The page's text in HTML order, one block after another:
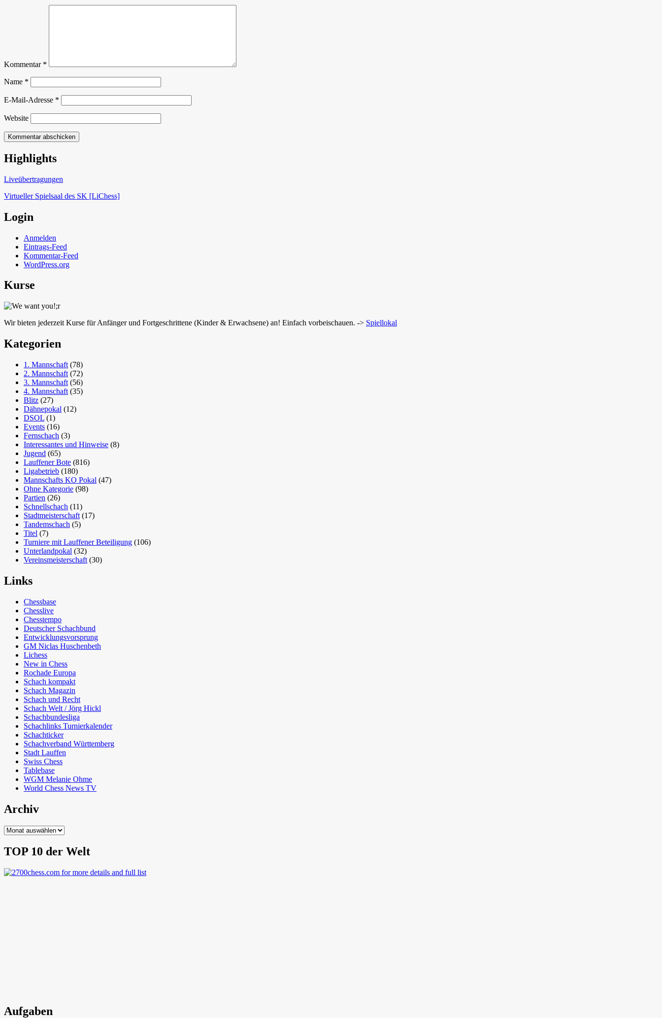
Kommentar *
Name *
E-Mail-Adresse *
Website
Schach in Lauffen
Highlights
Liveübertragungen
Virtueller Spielsaal des SK [LiChess]
Login
Anmelden
Eintrags-Feed
Kommentar-Feed
WordPress.org
Kurse
Wir bieten jederzeit Kurse für Anfänger und Fortgeschrittene (Kinder & Erwachsene) an! Einfach vorbeischauen. -> Spiellokal
Kategorien
1. Mannschaft (78)
2. Mannschaft (72)
3. Mannschaft (56)
4. Mannschaft (35)
Blitz (27)
Dähnepokal (12)
DSOL (1)
Events (16)
Fernschach (3)
Interessantes und Hinweise (8)
Jugend (65)
Lauffener Bote (816)
Ligabetrieb (180)
Mannschafts KO Pokal (47)
Ohne Kategorie (98)
Partien (26)
Schnellschach (11)
Stadtmeisterschaft (17)
Tandemschach (5)
Titel (7)
Turniere mit Lauffener Beteiligung (106)
Unterlandpokal (32)
Vereinsmeisterschaft (30)
Links
Chessbase
Chesslive
Chesstempo
Deutscher Schachbund
Entwicklungsvorsprung
GM Niclas Huschenbeth
Lichess
New in Chess
Rochade Europa
Schach kompakt
Schach Magazin
Schach und Recht
Schach Welt / Jörg Hickl
Schachbundesliga
Schachlinks Turnierkalender
Schachticker
Schachverband Württemberg
Stadt Lauffen
Swiss Chess
Tablebase
WGM Melanie Ohme
World Chess News TV
Archiv
Archiv
TOP 10 der Welt
Aufgaben